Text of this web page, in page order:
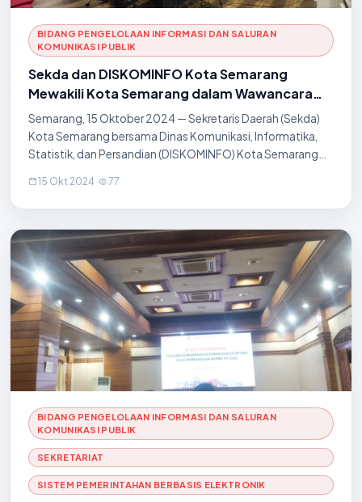
BIDANG PENGELOLAAN INFORMASI DAN SALURAN
KOMUNIKASI PUBLIK
Sekda dan DISKOMINFO Kota Semarang
Mewakili Kota Semarang dalam Wawancara
Finalis Bhumandala Award oleh Badan
Informasi Geospasial
Semarang, 15 Oktober 2024 — Sekretaris Daerah (Sekda)
Kota Semarang bersama Dinas Komunikasi, Informatika,
Statistik, dan Persandian (DISKOMINFO) Kota Semarang
Bhumandala Award yang diadakan oleh Badan Inform
15 Okt 2024 · 77
BIDANG PENGELOLAAN INFORMASI DAN SALURAN
KOMUNIKASI PUBLIK
SEKRETARIAT
SISTEM PEMERINTAHAN BERBASIS ELEKTRONIK